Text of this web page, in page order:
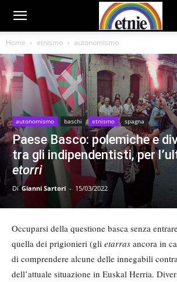
Home etnismo autonomismo
autonomismo baschi etnismo spagna
Paese Basco: polemiche e
tra gli indipendentisti, per
etorri
Di Gianni Sartori - 15/03/2022
Occuparsi della questione basca senza
quella dei prigionieri (gli etarras ancora in
di comprendere alcune delle innegabili
dell’attuale situazione in Euskal Herria.